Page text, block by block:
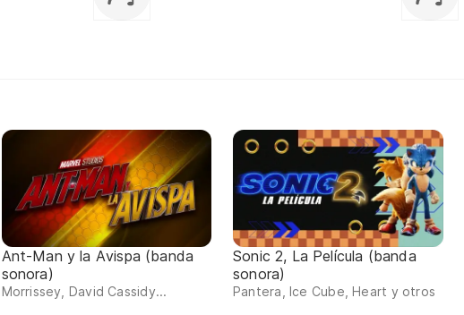
Ant-Man y la Avispa (banda
sonora)
Morrissey, David Cassidy...
Sonic 2, La Película (banda
sonora)
Pantera, Ice Cube, Heart y otros